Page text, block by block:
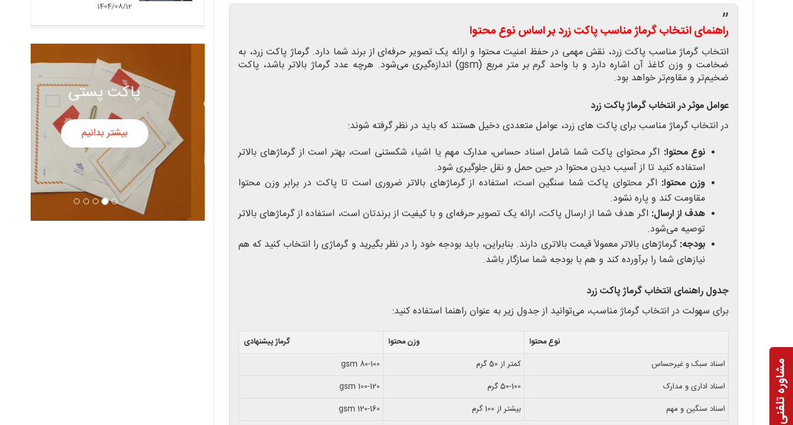
”
راهنمای انتخاب گرماژ مناسب پاکت زرد بر اساس نوع محتوا
انتخاب گرماژ مناسب پاکت زرد، نقش مهمی در حفظ امنیت محتوا و ارائه یک تصویر حرفه‌ای از برند شما دارد. گرماژ پاکت زرد، به
ضخامت و وزن کاغذ آن اشاره دارد و با واحد گرم بر متر مربع (gsm) اندازه‌گیری می‌شود. هرچه عدد گرماژ بالاتر باشد، پاکت
ضخیم‌تر و مقاوم‌تر خواهد بود.
عوامل موثر در انتخاب گرماژ پاکت زرد
در انتخاب گرماژ مناسب برای پاکت های زرد، عوامل متعددی دخیل هستند که باید در نظر گرفته شوند:
نوع محتوا: اگر محتوای پاکت شما شامل اسناد حساس، مدارک مهم یا اشیاء شکستنی است، بهتر است از گرماژهای بالاتر
استفاده کنید تا از آسیب دیدن محتوا در حین حمل و نقل جلوگیری شود.
وزن محتوا: اگر محتوای پاکت شما سنگین است، استفاده از گرماژهای بالاتر ضروری است تا پاکت در برابر وزن محتوا
مقاومت کند و پاره نشود.
هدف از ارسال: اگر هدف شما از ارسال پاکت، ارائه یک تصویر حرفه‌ای و با کیفیت از برندتان است، استفاده از گرماژهای بالاتر
توصیه می‌شود.
بودجه:گرماژهای بالاتر معمولاً قیمت بالاتری دارند. بنابراین، باید بودجه خود را در نظر بگیرید و گرماژی را انتخاب کنید که هم
نیازهای شما را برآورده کند و هم با بودجه شما سازگار باشد.
جدول راهنمای انتخاب گرماژ پاکت زرد
برای سهولت در انتخاب گرماژ مناسب، می‌توانید از جدول زیر به عنوان راهنما استفاده کنید:
نوع محتوا وزن محتوا
گرماژ پیشنهادی
اسناد سبک و غیرحساس
کمتر از 50 گرم
80-100 gsm
اسناد اداری و مدارک
50-100 گرم
100-120 gsm
اسناد سنگین و مهم
بیشتر از 100 گرم 120-160 gsm
1404/08/12
پاکت سفید
بیشتر بدانیم
مشاوره تلفنی